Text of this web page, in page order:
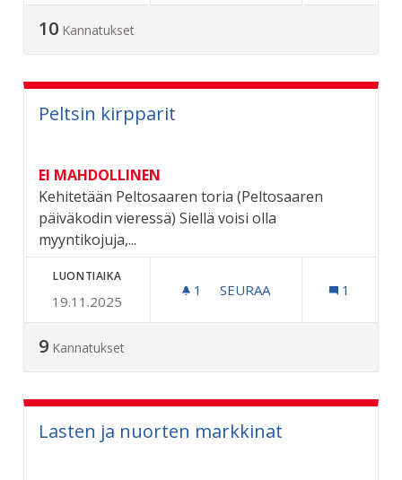
10 Kannatukset
Peltsin kirpparit
EI MAHDOLLINEN
Kehitetään Peltosaaren toria (Peltosaaren
päiväkodin vieressä) Siellä voisi olla
myyntikojuja,...
LUONTIAIKA
19.11.2025
1 1 SEURAAJA
SEURAA 1
9 Kannatukset
Lasten ja nuorten markkinat